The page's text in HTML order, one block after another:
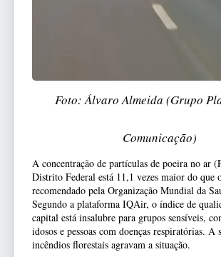
Foto: Álvaro Almeida (Grupo
Comunicação)
A concentração de partículas de poeira no ar
Distrito Federal está 11,1 vezes maior do que
recomendado pela Organização Mundial da
Segundo a plataforma IQAir, o índice de
capital está insalubre para grupos sensíveis,
idosos e pessoas com doenças respiratórias. A
incêndios florestais agravam a situação.